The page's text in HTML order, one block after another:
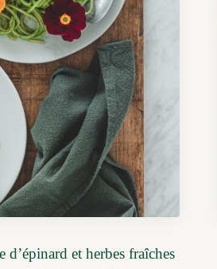
d’épinard et herbes fraîches